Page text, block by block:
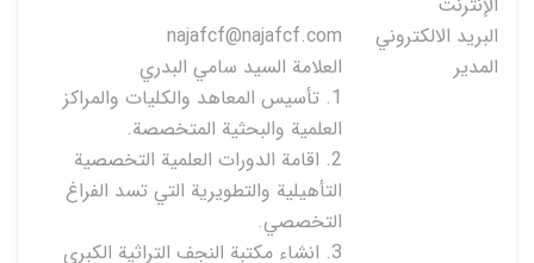
البريد الالكتروني
najafcf@najafcf.com
المدير
العلامة السيد سامي البدري
1. تأسيس المعاهد والكليات والمراكز
العلمية والبحثية المتخصصة.
2. اقامة الدورات العلمية التخصصية
التأهيلية والتطويرية التي تسد الفراغ
التخصصي.
3. انشاء مكتبة النجف التراثية الكبرى